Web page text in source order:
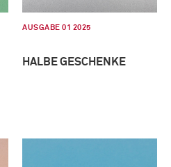
AUSGABE 01 2025
HALBE GESCHENKE